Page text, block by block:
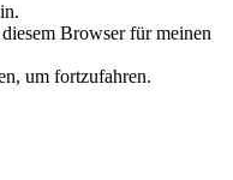
Browser für meinen
um fortzufahren.